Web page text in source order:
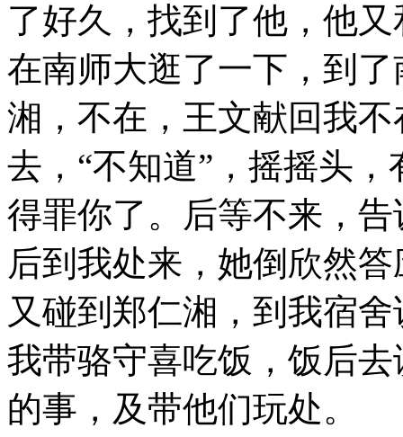
了好久，找到了他，他
在南师大逛了一下，到
湘，不在，王文献回我
去，“不知道”，摇摇头
得罪你了。后等不来，
后到我处来，她倒欣然
又碰到郑仁湘，到我宿
我带骆守喜吃饭，饭后
的事，及带他们玩处。